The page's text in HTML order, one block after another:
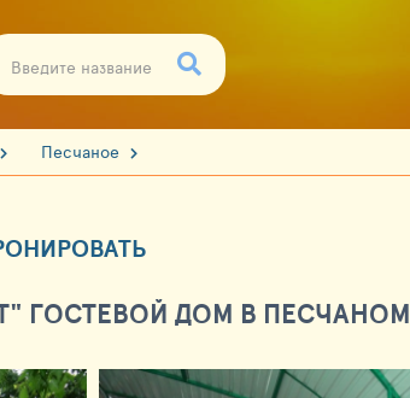
Песчаное
ГОСТЕВОЙ ДОМ В ПЕСЧАНОМ